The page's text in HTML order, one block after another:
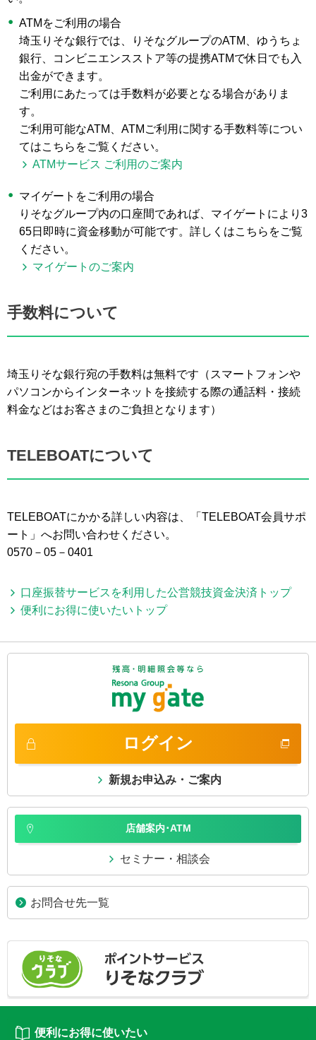
ATMをご利用の場合
埼玉りそな銀行では、りそなグループのATM、ゆうちょ
銀行、コンビニエンスストア等の提携ATMで休日でも入
出金ができます。
ご利用にあたっては手数料が必要となる場合がありま
す。
ご利用可能なATM、ATMご利用に関する手数料等につい
てはこちらをご覧ください。
ATMサービス ご利用のご案内
マイゲートをご利用の場合
りそなグループ内の口座間であれば、マイゲートにより3
65日即時に資金移動が可能です。詳しくはこちらをご覧
ください。
マイゲートのご案内
手数料について
埼玉りそな銀行宛の手数料は無料です（スマートフォンや
パソコンからインターネットを接続する際の通話料・接続
料金などはお客さまのご負担となります）
TELEBOATについて
TELEBOATにかかる詳しい内容は、「TELEBOAT会員サポ
ート」へお問い合わせください。
0570－05－0401
口座振替サービスを利用した公営競技資金決済トップ
便利にお得に使いたいトップ
ログイン
新規お申込み・ご案内
店舗案内･ATM
セミナー・相談会
お問合せ先一覧
便利にお得に使いたい